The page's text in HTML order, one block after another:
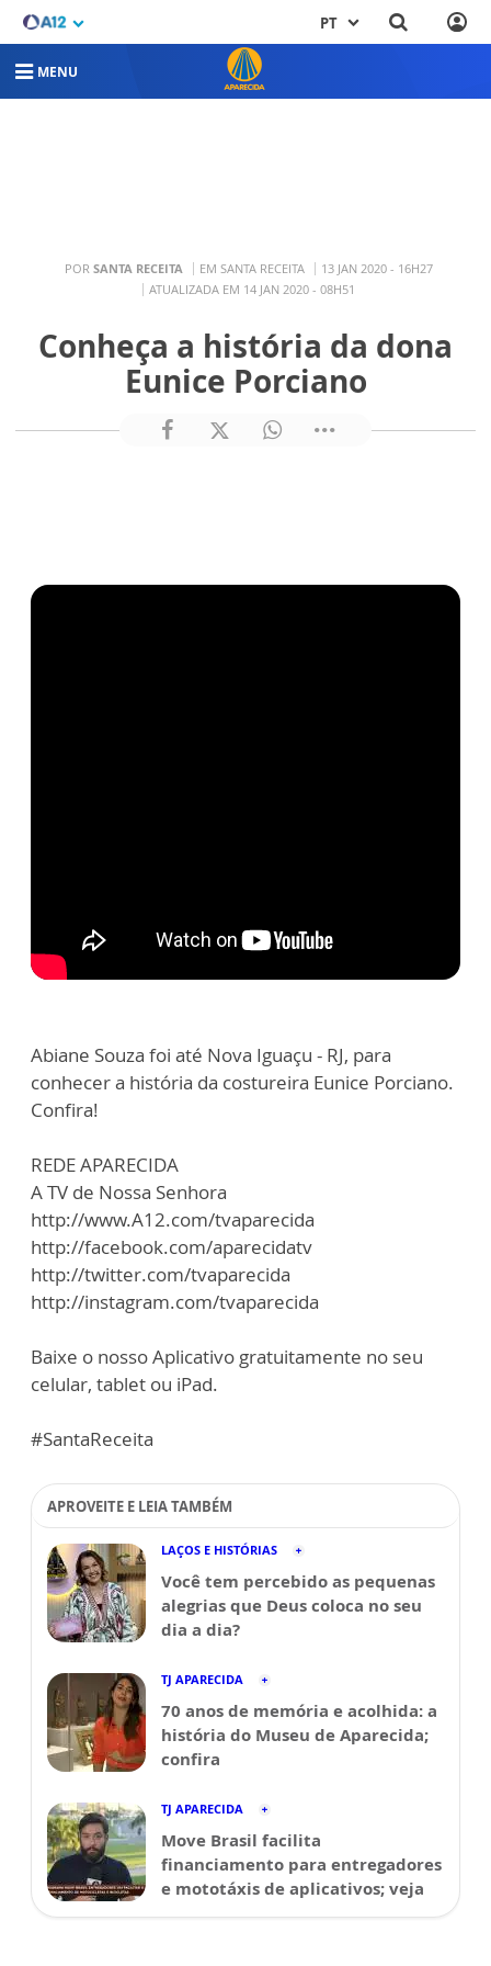
PT
MENU
POR SANTA RECEITA EM SANTA RECEITA
13 JAN 2020 - 16H27
ATUALIZADA EM 14 JAN 2020 - 08H51
Conheça a história da dona
Eunice Porciano
Abiane Souza foi até Nova Iguaçu - RJ, para
conhecer a história da costureira Eunice Porciano.
Confira!
REDE APARECIDA
A TV de Nossa Senhora
http://www.A12.com/tvaparecida
http://facebook.com/aparecidatv
http://twitter.com/tvaparecida
http://instagram.com/tvaparecida
Baixe o nosso Aplicativo gratuitamente no seu
celular, tablet ou iPad.
#SantaReceita
APROVEITE E LEIA TAMBÉM
LAÇOS E HISTÓRIAS
Você tem percebido as pequenas
alegrias que Deus coloca no seu
dia a dia?
TJ APARECIDA
70 anos de memória e acolhida: a
história do Museu de Aparecida;
confira
TJ APARECIDA
Move Brasil facilita
financiamento para entregadores
e mototáxis de aplicativos; veja